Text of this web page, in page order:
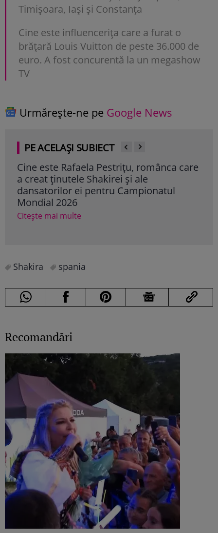
Timișoara, Iași și Constanța
Cine este influencerița care a furat o
brățară Louis Vuitton de peste 36.000 de
euro. A fost concurentă la un megashow
TV
Urmărește-ne pe Google News
PE ACELAȘI SUBIECT
Cine este Rafaela Pestrițu, românca care
a creat ținutele Shakirei și ale
dansatorilor ei pentru Campionatul
Mondial 2026
Citește mai multe
Shakira spania
Recomandări